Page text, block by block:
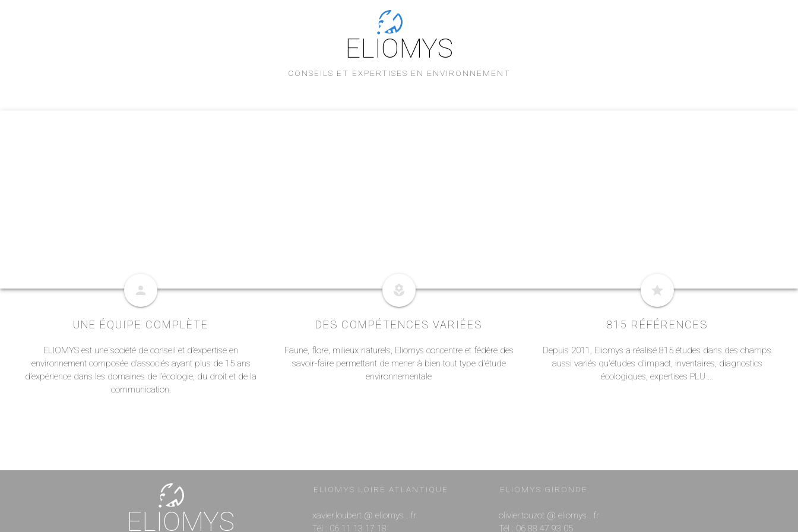
ELIOMYS
CONSEILS ET EXPERTISES EN ENVIRONNEMENT
person
UNE ÉQUIPE COMPLÈTE
ELIOMYS est une société de conseil et d’expertise en
environnement composée d’associés ayant plus de 15 ans
d’expérience dans les domaines de l’écologie, du droit et de la
communication.
local_florist
DES COMPÉTENCES VARIÉES
Faune, flore, milieux naturels, Eliomys concentre et fédère des
savoir-faire permettant de mener à bien tout type d'étude
environnementale
star
815 RÉFÉRENCES
Depuis 2011, Eliomys a réalisé 815 études dans des champs
aussi variés qu'études d'impact, inventaires, diagnostics
écologiques, expertises PLU ...
ELIOMYS
ELIOMYS LOIRE ATLANTIQUE
xavier.loubert @ eliomys . fr
Tél : 06 11 13 17 18
ELIOMYS GIRONDE
olivier.touzot @ eliomys . fr
Tél : 06 88 47 93 05